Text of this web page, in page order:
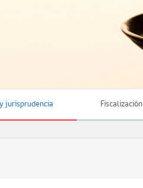
jurisprudencia Fiscalización